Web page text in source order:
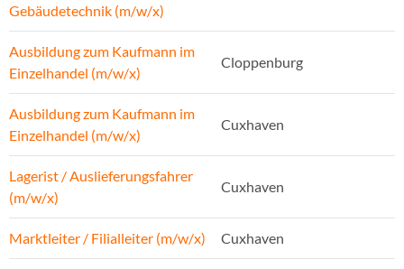
Gebäudetechnik (m/w/x)
Ausbildung zum Kaufmann im
Einzelhandel (m/w/x)
Cloppenburg
Ausbildung zum Kaufmann im
Einzelhandel (m/w/x)
Cuxhaven
Lagerist / Auslieferungsfahrer
(m/w/x)
Cuxhaven
Marktleiter / Filialleiter (m/w/x) Cuxhaven